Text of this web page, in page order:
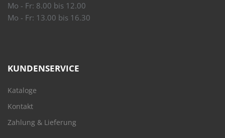
Mo - Fr: 8.00 bis 12.00
Mo - Fr: 13.00 bis 16.30
KUNDENSERVICE
Kataloge
Kontakt
Zahlung & Lieferung